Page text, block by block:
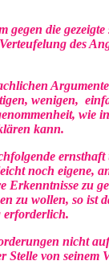
gegen die
des
wenigen,
wie
kann.
noch eigene,
Erkenntnisse zu
zu wollen, so ist
erforderlich.
nicht
Stelle von seinem